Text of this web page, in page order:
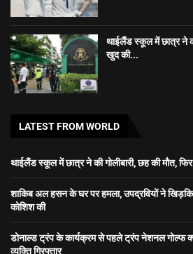
थाईलैंड स्कूल में छात्र ने
खुद की...
LATEST FROM WORLD
थाईलैंड स्कूल में छात्र ने की गोलीबारी, छह की मौत,
शाकिब अल हसन के घर पर हमला, उपद्रवियों ने
कोशिश की
डोनाल्ड ट्रंप के कार्यक्रम से पहले ट्रंप नेशनल गोल्फ
व्यक्ति गिरफ्तार